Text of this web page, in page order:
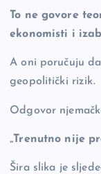
To ne govore
ekonomisti i
A oni poručuju
geopolitički rizik.
Odgovor
„Trenutno nije
Šira slika je